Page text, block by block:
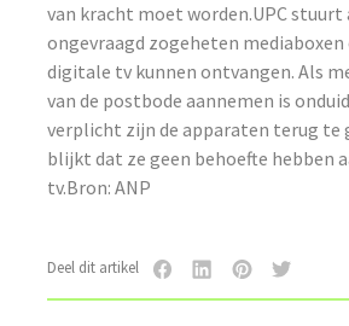
van kracht moet worden.UPC stuurt
ongevraagd zogeheten mediaboxen
digitale tv kunnen ontvangen. Als
van de postbode aannemen is
verplicht zijn de apparaten terug te
blijkt dat ze geen behoefte hebben
tv.Bron: ANP
Deel dit artikel